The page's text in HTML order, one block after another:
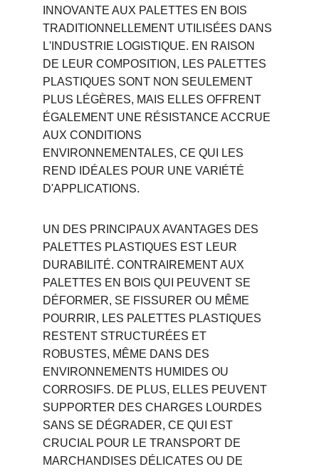
INNOVANTE AUX PALETTES EN BOIS
TRADITIONNELLEMENT UTILISÉES DANS
L'INDUSTRIE LOGISTIQUE. EN RAISON
DE LEUR COMPOSITION, LES PALETTES
PLASTIQUES SONT NON SEULEMENT
PLUS LÉGÈRES, MAIS ELLES OFFRENT
ÉGALEMENT UNE RÉSISTANCE ACCRUE
AUX CONDITIONS
ENVIRONNEMENTALES, CE QUI LES
REND IDÉALES POUR UNE VARIÉTÉ
D'APPLICATIONS.
UN DES PRINCIPAUX AVANTAGES DES
PALETTES PLASTIQUES EST LEUR
DURABILITÉ. CONTRAIREMENT AUX
PALETTES EN BOIS QUI PEUVENT SE
DÉFORMER, SE FISSURER OU MÊME
POURRIR, LES PALETTES PLASTIQUES
RESTENT STRUCTURÉES ET
ROBUSTES, MÊME DANS DES
ENVIRONNEMENTS HUMIDES OU
CORROSIFS. DE PLUS, ELLES PEUVENT
SUPPORTER DES CHARGES LOURDES
SANS SE DÉGRADER, CE QUI EST
CRUCIAL POUR LE TRANSPORT DE
MARCHANDISES DÉLICATES OU DE